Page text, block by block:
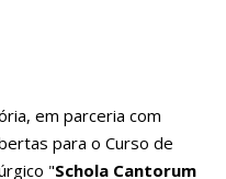
em parceria com
para o Curso de
"Schola Cantorum